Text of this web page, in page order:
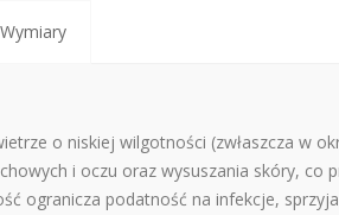
Wymiary
o niskiej wilgotności (zwłaszcza w
i oczu oraz wysuszania skóry, co
ogranicza podatność na infekcje,